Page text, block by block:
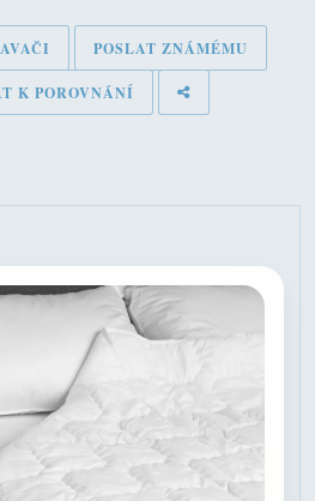
POSLAT ZNÁMÉMU
K POROVNÁNÍ